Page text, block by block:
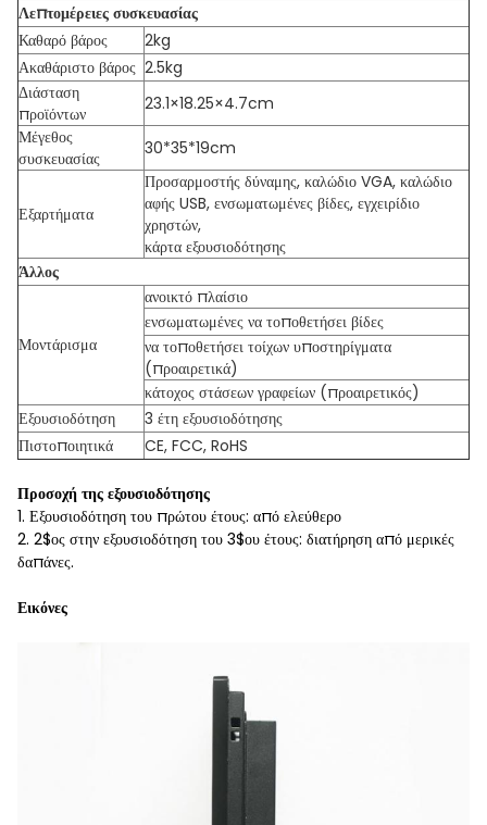
Λεπτομέρειες συσκευασίας
Καθαρό βάρος
2kg
Ακαθάριστο βάρος 2.5kg
Διάσταση
προϊόντων
23.1×18.25×4.7cm
Μέγεθος
συσκευασίας
30*35*19cm
Εξαρτήματα
Προσαρμοστής δύναμης, καλώδιο VGA, καλώδιο
αφής USB, ενσωματωμένες βίδες, εγχειρίδιο
χρηστών,
κάρτα εξουσιοδότησης
Άλλος
Μοντάρισμα
ανοικτό πλαίσιο
ενσωματωμένες να τοποθετήσει βίδες
να τοποθετήσει τοίχων υποστηρίγματα
(προαιρετικά)
κάτοχος στάσεων γραφείων (προαιρετικός)
Εξουσιοδότηση
3 έτη εξουσιοδότησης
Πιστοποιητικά
CE, FCC, RoHS
Προσοχή της εξουσιοδότησης
1. Εξουσιοδότηση του πρώτου έτους: από ελεύθερο
2. 2$ος στην εξουσιοδότηση του 3$ου έτους: διατήρηση από μερικές
δαπάνες.
Εικόνες